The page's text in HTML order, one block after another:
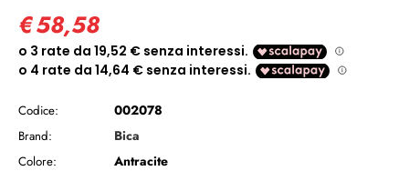
€58,58
Codice: 002078
Brand: Bica
Colore: Antracite